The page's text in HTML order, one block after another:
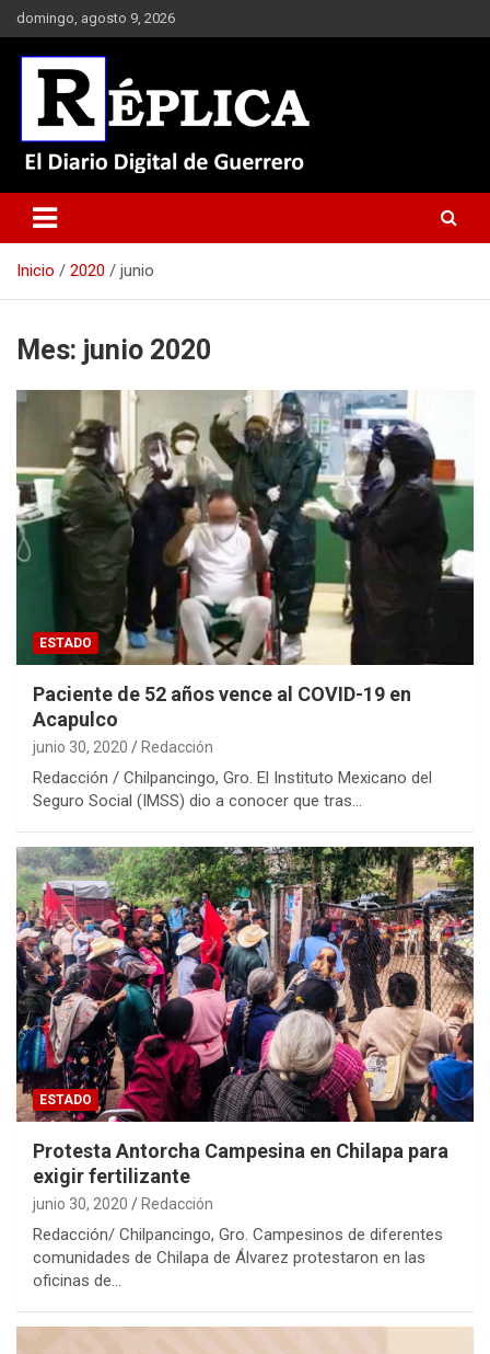
Saltar
al
contenido
domingo, agosto 9, 2026
Réplica
Inicio 2020 junio
Mes: junio 2020
ESTADO
Paciente de 52 años vence al COVID-19 en
Acapulco
junio 30, 2020 Redacción
Redacción / Chilpancingo, Gro. El Instituto Mexicano del
Seguro Social (IMSS) dio a conocer que tras…
ESTADO
Protesta Antorcha Campesina en Chilapa para
exigir fertilizante
junio 30, 2020 Redacción
Redacción/ Chilpancingo, Gro. Campesinos de diferentes
comunidades de Chilapa de Álvarez protestaron en las
oficinas de…